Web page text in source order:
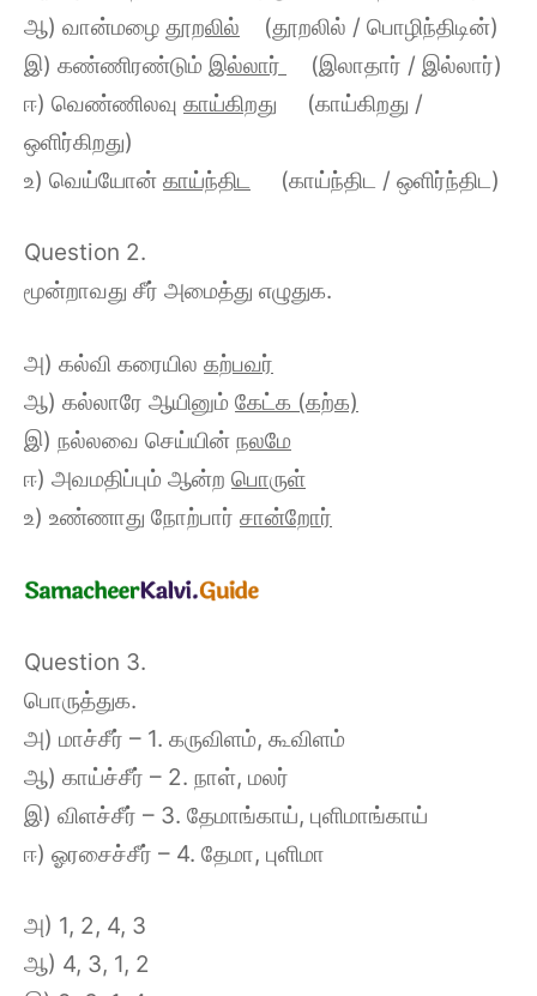
ஆ) வான்மழை தூறலில் (தூறலில் / பொழிந்திடின்)
இ) கண்ணிரண்டும் இல்லார்
(இலாதார் / இல்லார்)
ஈ) வெண்ணிலவு காய்கிறது (காய்கிறது /
ஒளிர்கிறது)
உ) வெய்யோன் காய்ந்திட (காய்ந்திட / ஒளிர்ந்திட)
Question 2.
மூன்றாவது சீர் அமைத்து எழுதுக.
அ) கல்வி கரையில கற்பவர்
ஆ) கல்லாரே ஆயினும் கேட்க (கற்க)
இ) நல்லவை செய்யின் நலமே
ஈ) அவமதிப்பும் ஆன்ற பொருள்
உ) உண்ணாது நோற்பார் சான்றோர்
Question 3.
பொருத்துக.
அ) மாச்சீர் – 1. கருவிளம், கூவிளம்
ஆ) காய்ச்சீர் – 2. நாள், மலர்
இ) விளச்சீர் – 3. தேமாங்காய், புளிமாங்காய்
ஈ) ஓரசைச்சீர் – 4. தேமா, புளிமா
அ) 1, 2, 4, 3
ஆ) 4, 3, 1, 2